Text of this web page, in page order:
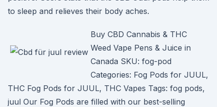
to sleep and relieves their body aches.
Buy CBD Cannabis & THC
Weed Vape Pens & Juice in
Canada SKU: fog-pod
Categories: Fog Pods for JUUL,
THC Fog Pods for JUUL, THC Vapes Tags: fog pods,
juul Our Fog Pods are filled with our best-selling